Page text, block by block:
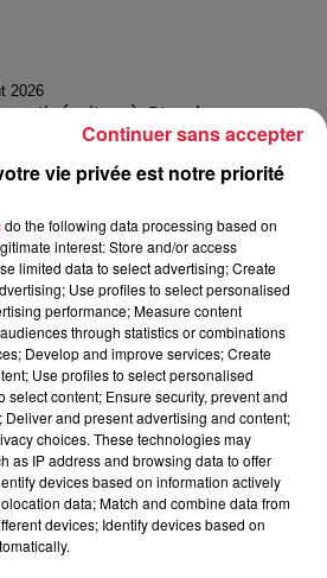
2026
antisémites à Strasbourg :
Trautmann réagit
2026
de Mulhouse : rencontre
les flamants rouges
vie privée est notre priorité
do the following data processing based on
interest: Store and/or access
limited data to select advertising; Create
Use profiles to select personalised
performance; Measure content
through statistics or combinations
Develop and improve services; Create
Use profiles to select personalised
select content; Ensure security, prevent and
Deliver and present advertising and content;
choices. These technologies may
as IP address and browsing data to offer
devices based on information actively
data; Match and combine data from
devices; Identify devices based on
Continuer sans accepter